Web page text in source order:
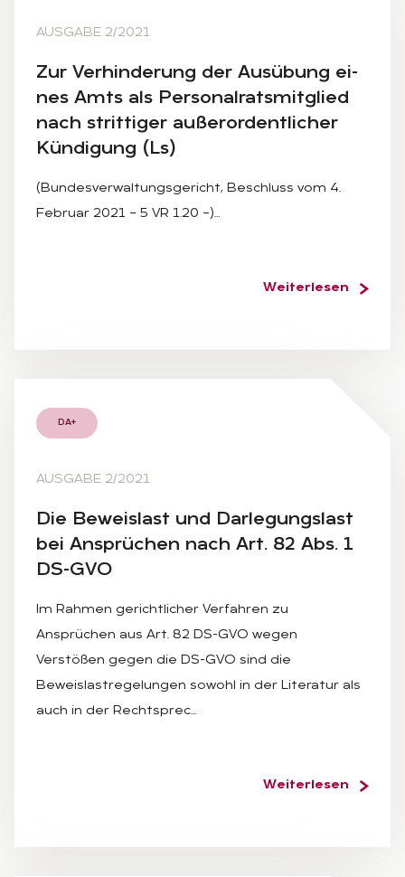
AUSGABE 2/2021
Zur Ver­hin­de­rung der Aus­übung ei­
nes Amts als Per­so­nal­rats­mit­glied
nach strit­ti­ger au­ßer­or­dent­li­cher
Kün­di­gung (Ls)
(Bundesverwaltungsgericht, Beschluss vom 4.
Februar 2021 – 5 VR 1.20 –)…
Weiterlesen
DA+
AUSGABE 2/2021
Die Be­weis­last und Dar­le­gungs­last
bei An­sprü­chen nach Art. 82 Abs. 1
DS-GVO
Im Rahmen gerichtlicher Verfahren zu
Ansprüchen aus Art. 82 DS-GVO wegen
Verstößen gegen die DS-GVO sind die
Beweislastregelungen sowohl in der Literatur als
auch in der Rechtsprec…
Weiterlesen